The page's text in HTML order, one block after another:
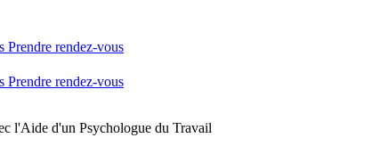
Prendre rendez-vous
Prendre rendez-vous
l'Aide d'un Psychologue du Travail